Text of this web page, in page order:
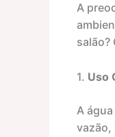
A
salão?
1. Uso
A
vazão,